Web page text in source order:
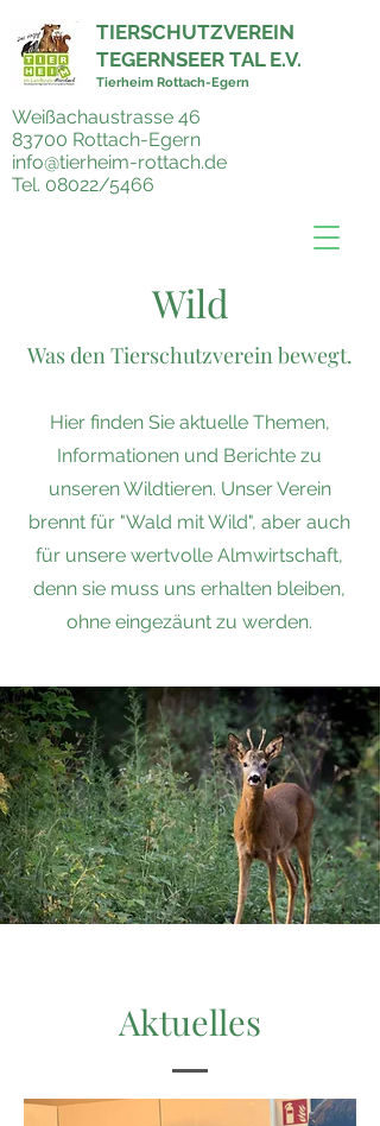
TIERSCHUTZVEREIN
TEGERNSEER TAL E.V.
Tierheim Rottach-Egern
Weißachaustrasse 46
83700 Rottach-Egern
info@tierheim-rottach.de
Tel. 08022/5466
Wild
Was den Tierschutzverein bewegt.
Hier finden Sie aktuelle Themen,
Informationen und Berichte zu
unseren Wildtieren. Unser Verein
brennt für "Wald mit Wild", aber auch
für unsere wertvolle Almwirtschaft,
denn sie muss uns erhalten bleiben,
ohne eingezäunt zu werden.
Aktuelles